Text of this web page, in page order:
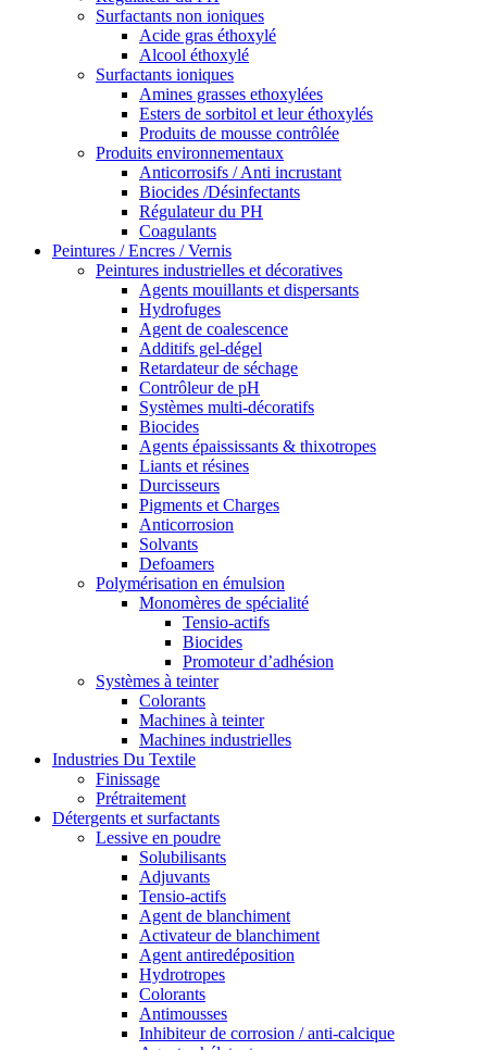
Surfactants non ioniques
Acide gras éthoxylé
Alcool éthoxylé
Surfactants ioniques
Amines grasses ethoxylées
Esters de sorbitol et leur éthoxylés
Produits de mousse contrôlée
Produits environnementaux
Anticorrosifs / Anti incrustant
Biocides /Désinfectants
Régulateur du PH
Coagulants
Peintures / Encres / Vernis
Peintures industrielles et décoratives
Agents mouillants et dispersants
Hydrofuges
Agent de coalescence
Additifs gel-dégel
Retardateur de séchage
Contrôleur de pH
Systèmes multi-décoratifs
Biocides
Agents épaississants & thixotropes
Liants et résines
Durcisseurs
Pigments et Charges
Anticorrosion
Solvants
Defoamers
Polymérisation en émulsion
Monomères de spécialité
Tensio-actifs
Biocides
Promoteur d’adhésion
Systèmes à teinter
Colorants
Machines à teinter
Machines industrielles
Industries Du Textile
Finissage
Prétraitement
Détergents et surfactants
Lessive en poudre
Solubilisants
Adjuvants
Tensio-actifs
Agent de blanchiment
Activateur de blanchiment
Agent antiredéposition
Hydrotropes
Colorants
Antimousses
Inhibiteur de corrosion / anti-calcique